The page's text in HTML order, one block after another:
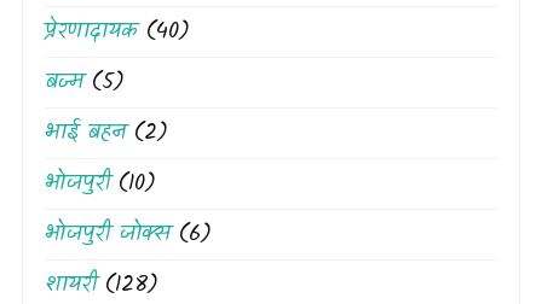
प्रेरणादायक(40)
बज्म(5)
भाई बहन(2)
भोजपुरी(10)
भोजपुरी जोक्स(6)
शायरी(128)